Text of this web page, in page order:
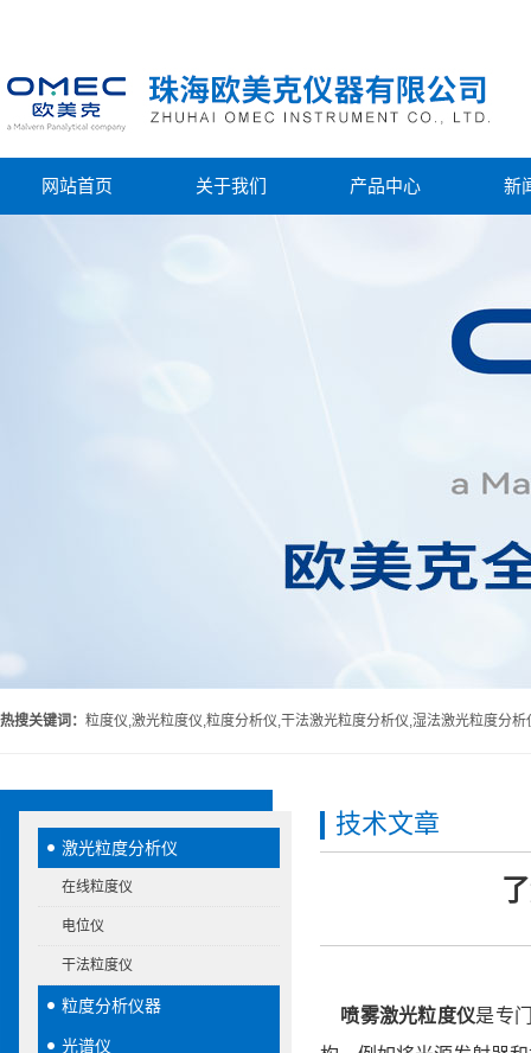
网站首页 关于我们 产品中心 新
热搜关键词： 粒度仪,激光粒度仪,粒度分析仪,干法激光粒度分析仪,湿法激光粒度分析
激光粒度分析仪
在线粒度仪
电位仪
干法粒度仪
粒度分析仪器
光谱仪
技术文章
喷雾激光粒度仪是专